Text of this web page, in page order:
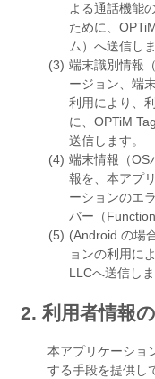
よる通話機能
ために、
ム）へ送信しま
端末識別情報
ージョン、端
利用により、
に、OPTiM
送信します。
端末情報（OS
報を、本アプ
ーションのエ
バー（
(Android の場
ョンの利用に
LLCへ送信しま
2. 利用者情報
本アプリケーショ
する手段を提供し